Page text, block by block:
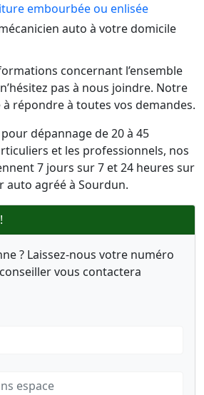
embourbée ou enlisée
auto à votre domicile
concernant l’ensemble
pas à nous joindre. Notre
répondre à toutes vos demandes.
dépannage de 20 à 45
et les professionnels, nos
7 jours sur 7 et 24 heures sur
auto agréé à Sourdun.
? Laissez-nous votre numéro
vous contactera